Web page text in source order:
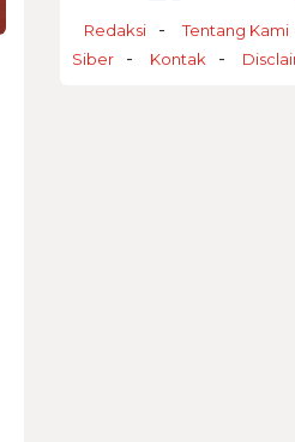
Redaksi Tentang Kami
Siber
Kontak